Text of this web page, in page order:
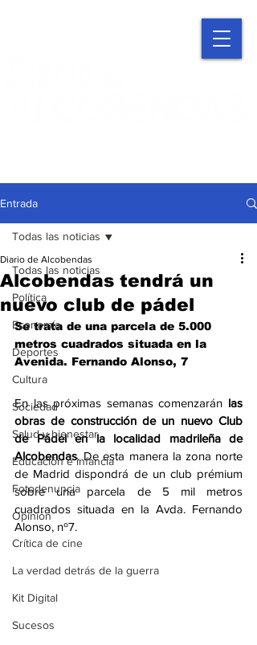
Entrada
Todas las noticias
Política
Economía
Deportes
Cultura
Sociedad
Salud y bienestar
Educación e infancia
Fotodenuncia
Opinión
Crítica de cine
La verdad detrás de la guerra
Kit Digital
Sucesos
Todas las noticias
Alcobendas tendrá un
nuevo club de pádel
Diario de Alcobendas
Se trata de una parcela de 5.000
metros cuadrados situada en la
Avenida. Fernando Alonso, 7
En las próximas semanas comenzarán las
obras de construcción de un nuevo Club
de Pádel en la localidad madrileña de
Alcobendas. De esta manera la zona norte
de Madrid dispondrá de un club prémium
sobre una parcela de 5 mil metros
cuadrados situada en la Avda. Fernando
Alonso, nº7.